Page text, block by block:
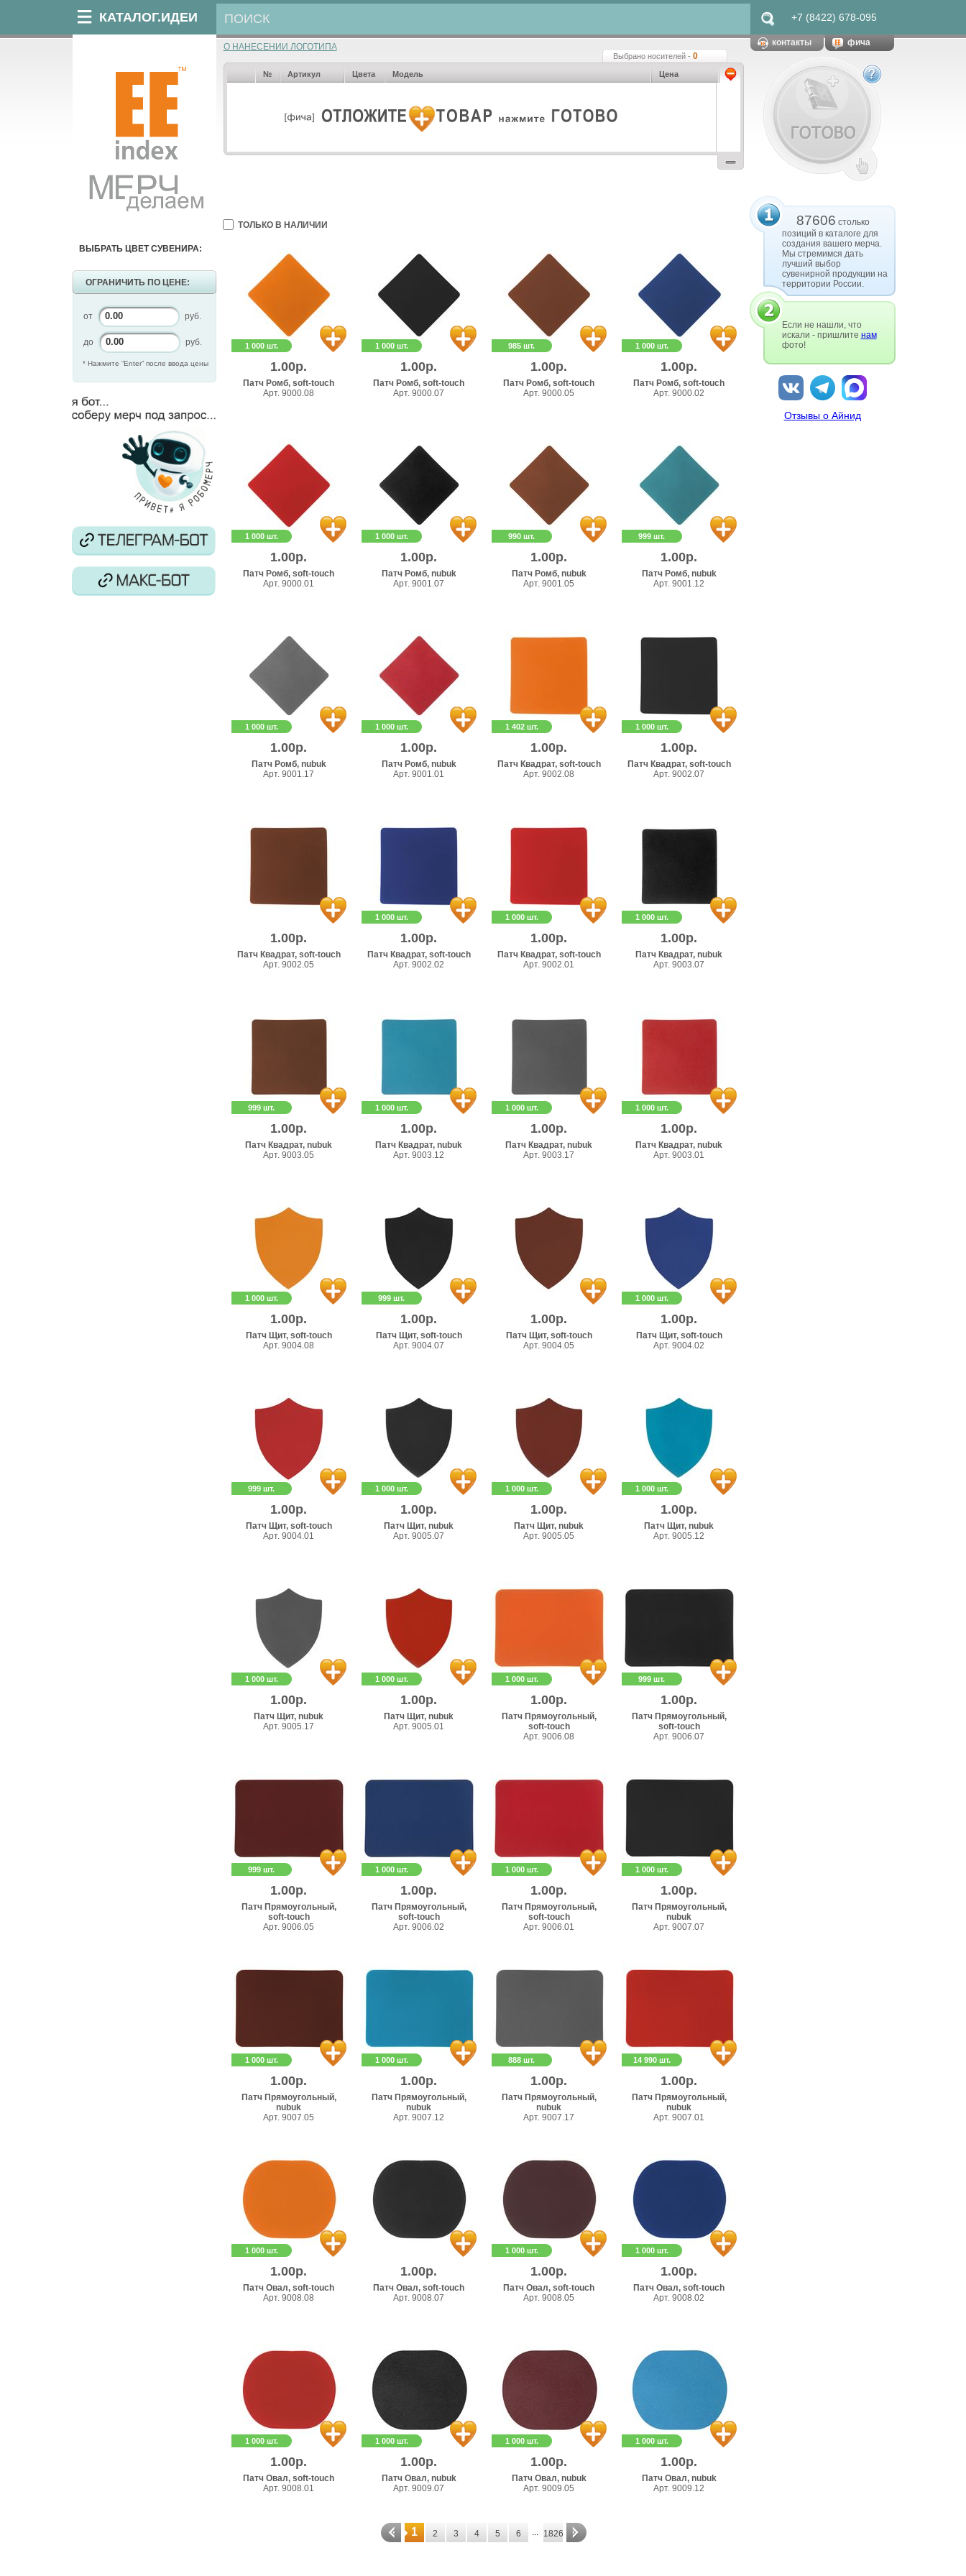
КАТАЛОГ.ИДЕИ +7 (8422) 678-095
ВЫБРАТЬ ЦВЕТ СУВЕНИРА:
ОГРАНИЧИТЬ ПО ЦЕНЕ:
от руб.
до руб.
* Нажмите “Enter” после ввода цены
О НАНЕСЕНИИ ЛОГОТИПА
Выбрано носителей - 0
№ Артикул Цвета Модель Цена
ТОЛЬКО В НАЛИЧИИ
1 000 шт.
1.00р.
Патч Ромб, soft-touch
Арт. 9000.08
1 000 шт.
1.00р.
Патч Ромб, soft-touch
Арт. 9000.07
985 шт.
1.00р.
Патч Ромб, soft-touch
Арт. 9000.05
1 000 шт.
1.00р.
Патч Ромб, soft-touch
Арт. 9000.02
1 000 шт.
1.00р.
Патч Ромб, soft-touch
Арт. 9000.01
1 000 шт.
1.00р.
Патч Ромб, nubuk
Арт. 9001.07
990 шт.
1.00р.
Патч Ромб, nubuk
Арт. 9001.05
999 шт.
1.00р.
Патч Ромб, nubuk
Арт. 9001.12
1 000 шт.
1.00р.
Патч Ромб, nubuk
Арт. 9001.17
1 000 шт.
1.00р.
Патч Ромб, nubuk
Арт. 9001.01
1 402 шт.
1.00р.
Патч Квадрат, soft-touch
Арт. 9002.08
1 000 шт.
1.00р.
Патч Квадрат, soft-touch
Арт. 9002.07
1.00р.
Патч Квадрат, soft-touch
Арт. 9002.05
1 000 шт.
1.00р.
Патч Квадрат, soft-touch
Арт. 9002.02
1 000 шт.
1.00р.
Патч Квадрат, soft-touch
Арт. 9002.01
1 000 шт.
1.00р.
Патч Квадрат, nubuk
Арт. 9003.07
999 шт.
1.00р.
Патч Квадрат, nubuk
Арт. 9003.05
1 000 шт.
1.00р.
Патч Квадрат, nubuk
Арт. 9003.12
1 000 шт.
1.00р.
Патч Квадрат, nubuk
Арт. 9003.17
1 000 шт.
1.00р.
Патч Квадрат, nubuk
Арт. 9003.01
1 000 шт.
1.00р.
Патч Щит, soft-touch
Арт. 9004.08
999 шт.
1.00р.
Патч Щит, soft-touch
Арт. 9004.07
1.00р.
Патч Щит, soft-touch
Арт. 9004.05
1 000 шт.
1.00р.
Патч Щит, soft-touch
Арт. 9004.02
999 шт.
1.00р.
Патч Щит, soft-touch
Арт. 9004.01
1 000 шт.
1.00р.
Патч Щит, nubuk
Арт. 9005.07
1 000 шт.
1.00р.
Патч Щит, nubuk
Арт. 9005.05
1 000 шт.
1.00р.
Патч Щит, nubuk
Арт. 9005.12
1 000 шт.
1.00р.
Патч Щит, nubuk
Арт. 9005.17
1 000 шт.
1.00р.
Патч Щит, nubuk
Арт. 9005.01
1 000 шт.
1.00р.
Патч Прямоугольный,
soft-touch
Арт. 9006.08
999 шт.
1.00р.
Патч Прямоугольный,
soft-touch
Арт. 9006.07
999 шт.
1.00р.
Патч Прямоугольный,
soft-touch
Арт. 9006.05
1 000 шт.
1.00р.
Патч Прямоугольный,
soft-touch
Арт. 9006.02
1 000 шт.
1.00р.
Патч Прямоугольный,
soft-touch
Арт. 9006.01
1 000 шт.
1.00р.
Патч Прямоугольный,
nubuk
Арт. 9007.07
1 000 шт.
1.00р.
Патч Прямоугольный,
nubuk
Арт. 9007.05
1 000 шт.
1.00р.
Патч Прямоугольный,
nubuk
Арт. 9007.12
888 шт.
1.00р.
Патч Прямоугольный,
nubuk
Арт. 9007.17
14 990 шт.
1.00р.
Патч Прямоугольный,
nubuk
Арт. 9007.01
1 000 шт.
1.00р.
Патч Овал, soft-touch
Арт. 9008.08
1.00р.
Патч Овал, soft-touch
Арт. 9008.07
1 000 шт.
1.00р.
Патч Овал, soft-touch
Арт. 9008.05
1 000 шт.
1.00р.
Патч Овал, soft-touch
Арт. 9008.02
1 000 шт.
1.00р.
Патч Овал, soft-touch
Арт. 9008.01
1 000 шт.
1.00р.
Патч Овал, nubuk
Арт. 9009.07
1 000 шт.
1.00р.
Патч Овал, nubuk
Арт. 9009.05
1 000 шт.
1.00р.
Патч Овал, nubuk
Арт. 9009.12
1 2 3 4 5 6 1826
контакты фича
87606 столько
позиций в каталоге для
создания вашего мерча.
Мы стремимся дать
лучший выбор
сувенирной продукции на
территории России.
Если не нашли, что
искали - пришлите нам
фото!
Отзывы о Айнид